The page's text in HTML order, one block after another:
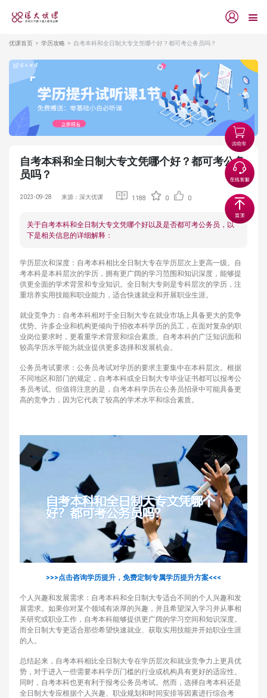
优课首页 学历攻略 自考本科和全日制大专文凭哪个好？都可考公务员吗？
自考本科和全日制大专文凭哪个好？都可考公务
员吗？
2023-09-28 来源：深大优课 1188 0 0
关于自考本科和全日制大专文凭哪个好以及是否都可考公务员，以
下是相关信息的详细解释：
学历层次和深度：自考本科相比全日制大专在学历层次上更高一级。自
考本科是本科层次的学历，拥有更广阔的学习范围和知识深度，能够提
供更全面的学术背景和专业知识。全日制大专则是专科层次的学历，注
重培养实用技能和职业能力，适合快速就业和开展职业生涯。
就业竞争力：自考本科相对于全日制大专在就业市场上具备更大的竞争
优势。许多企业和机构更倾向于招收本科学历的员工，在面对复杂的职
业岗位要求时，更看重学术背景和综合素质。自考本科的广泛知识面和
较高学历水平能为就业提供更多选择和发展机会。
公务员考试要求：公务员考试对学历的要求主要集中在本科层次。根据
不同地区和部门的规定，自考本科或全日制大专毕业证书都可以报考公
务员考试。但值得注意的是，自考本科学历在公务员招录中可能具备更
高的竞争力，因为它代表了较高的学术水平和综合素质。
>>>点击咨询学历提升，免费定制专属学历提升方案<<<
个人兴趣和发展需求：自考本科和全日制大专适合不同的个人兴趣和发
展需求。如果你对某个领域有浓厚的兴趣，并且希望深入学习并从事相
关研究或职业工作，自考本科能够提供更广阔的学习空间和知识深度。
而全日制大专更适合那些希望快速就业、获取实用技能并开始职业生涯
的人。
总结起来，自考本科相比全日制大专在学历层次和就业竞争力上更具优
势，对于进入一些需要本科学历门槛的行业或机构具有更好的适应性。
同时，自考本科也更有利于报考公务员考试。然而，选择自考本科还是
全日制大专应根据个人兴趣、职业规划和时间安排等因素进行综合考